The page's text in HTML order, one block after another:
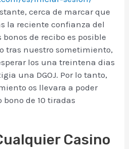
cerca de marcar que
la reciente confianza del
de recibo es posible
tras nuestro sometimiento,
los una treintena dias
una DGOJ. Por lo tanto,
os llevara a poder
de 10 tiradas
Casino